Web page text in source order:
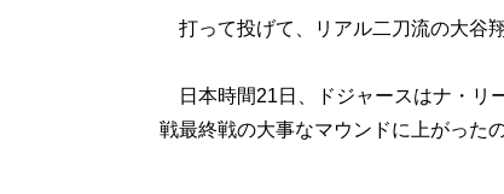
打って投げて、リアル二刀流の大谷
日本時間21日、ドジャースはナ・リ
戦最終戦の大事なマウンドに上がった